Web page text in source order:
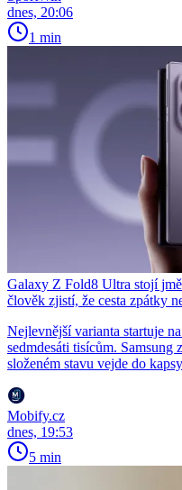
dnes, 20:06
1 min
Galaxy Z Fold8 Ultra stojí
člověk zjistí, že cesta zpátky
Nejlevnější varianta startuje
sedmdesáti tisícům. Samsung
složeném stavu vejde do
Mobify.cz
dnes, 19:53
5 min